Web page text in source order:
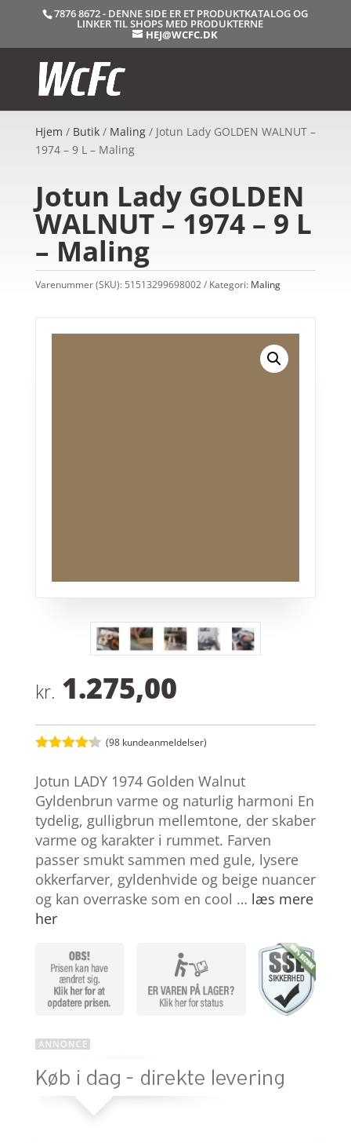
7876 8672 - DENNE SIDE ER ET PRODUKTKATALOG OG
LINKER TIL SHOPS MED PRODUKTERNE
HEJ@WCFC.DK
Hjem / Butik/ Maling/ Jotun Lady GOLDEN WALNUT –
1974 – 9 L – Maling
Jotun Lady GOLDEN
WALNUT – 1974 – 9 L
– Maling
Varenummer (SKU): 51513299698002 Kategori: Maling
kr. 1.275,00
ud af 5
baseret
på
kundebedø
mmelser
(98 kundeanmeldelser)
Jotun LADY 1974 Golden Walnut
Gyldenbrun varme og naturlig harmoni En
tydelig, gulligbrun mellemtone, der skaber
varme og karakter i rummet. Farven
passer smukt sammen med gule, lysere
okkerfarver, gyldenhvide og beige nuancer
og kan overraske som en cool … læs mere
her